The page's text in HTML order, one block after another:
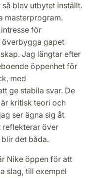
blev utbytet inställt.
masterprogram.
för
överbygga gapet
Jag längtar efter
öppenhet för
med
ge stabila svar. De
kritisk teori och
ser ägna sig åt
reflekterar över
det båda.
Nike öppen för att
slag, till exempel